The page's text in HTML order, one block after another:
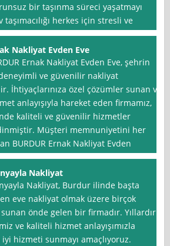
bir taşınma süreci yaşatmayı
herkes için stresli ve
Nakliyat Evden Eve
Ernak Nakliyat Evden Eve, şehrin
ve güvenilir nakliyat
İhtiyaçlarınıza özel çözümler sunan ve
anlayışıyla hareket eden firmamız,
kaliteli ve güvenilir hizmetler
Müşteri memnuniyetini her
BURDUR Ernak Nakliyat Evden
Nakliyat
Nakliyat, Burdur ilinde başta
eve nakliyat olmak üzere birçok
sunan önde gelen bir firmadır. Yıllardır
ve kaliteli hizmet anlayışımızla
hizmeti sunmayı amaçlıyoruz.